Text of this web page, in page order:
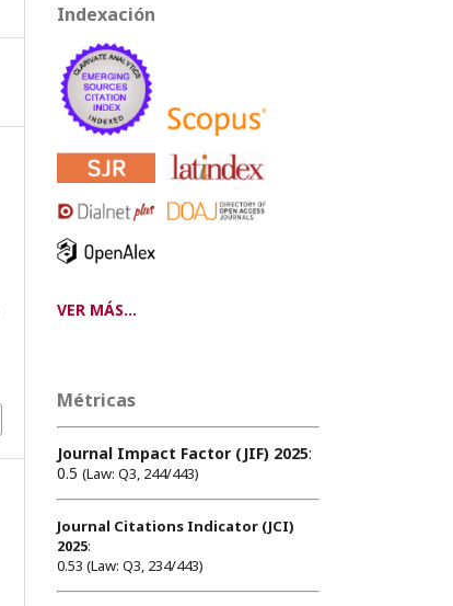
Indexación
VER MÁS...
Métricas
Journal Impact Factor (JIF) 2025:
0.5 (Law: Q3, 244/443)
Journal Citations Indicator (JCI)
2025:
0.53 (Law: Q3, 234/443)